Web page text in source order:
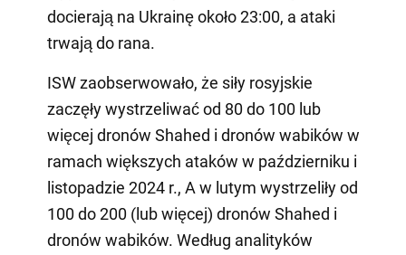
docierają na Ukrainę około 23:00, a ataki
trwają do rana.
ISW zaobserwowało, że siły rosyjskie
zaczęły wystrzeliwać od 80 do 100 lub
więcej dronów Shahed i dronów wabików w
ramach większych ataków w październiku i
listopadzie 2024 r., A w lutym wystrzeliły od
100 do 200 (lub więcej) dronów Shahed i
dronów wabików. Według analityków